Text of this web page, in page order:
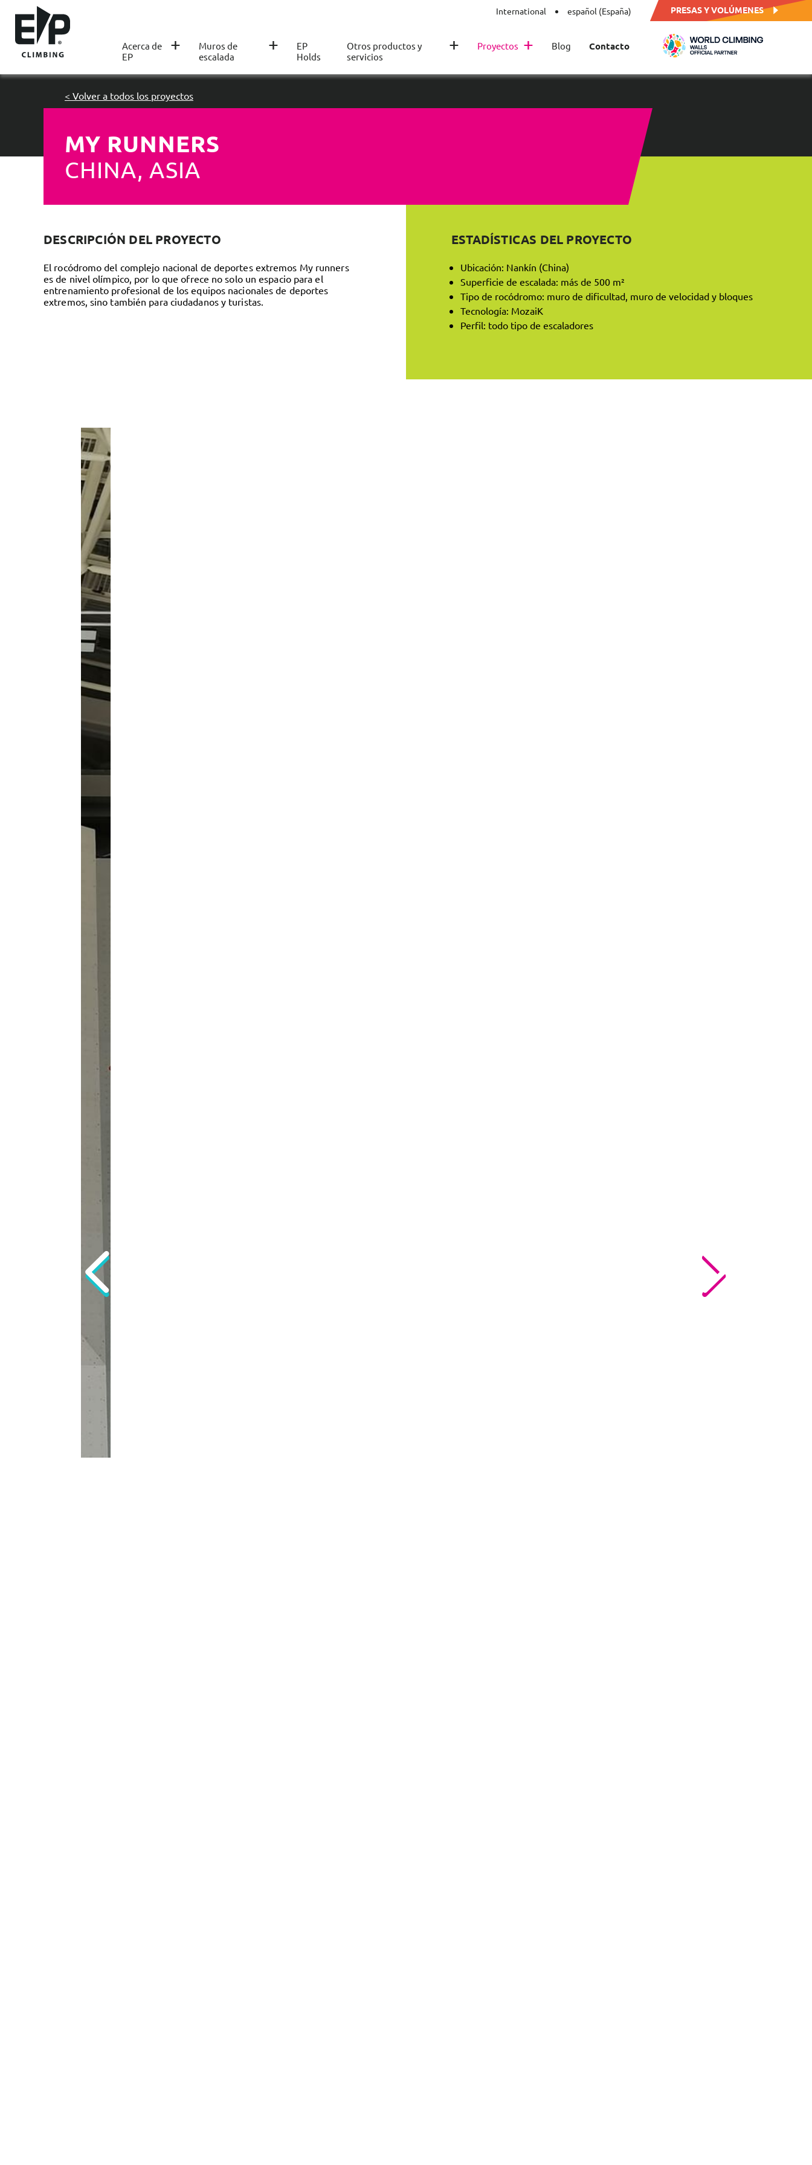
International español (España) PRESAS Y VOLÚMENES
Acerca de
EP
+
Muros de
escalada
+
EP
Holds
Otros productos y
servicios
+ Proyectos + Blog Contacto
MY RUNNERS
CHINA, ASIA
< Volver a todos los proyectos
DESCRIPCIÓN DEL PROYECTO
El rocódromo del complejo nacional de deportes extremos My runners
es de nivel olímpico, por lo que ofrece no solo un espacio para el
entrenamiento profesional de los equipos nacionales de deportes
extremos, sino también para ciudadanos y turistas.
ESTADÍSTICAS DEL PROYECTO
Ubicación: Nankín (China)
Superficie de escalada: más de 500 m²
Tipo de rocódromo: muro de dificultad, muro de velocidad y bloques
Tecnología: MozaiK
Perfil: todo tipo de escaladores